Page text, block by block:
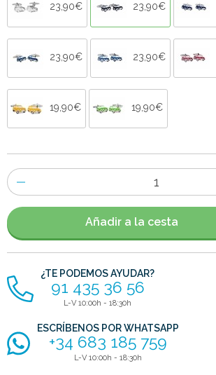
23,90€ 23,90€
23,90€ 23,90€
19,90€ 19,90€
Número
de
artículos
Añadir a la cesta
¿TE PODEMOS AYUDAR?
91 435 36 56
L-V 10:00h - 18:30h
ESCRÍBENOS POR WHATSAPP
+34 683 185 759
L-V 10:00h - 18:30h